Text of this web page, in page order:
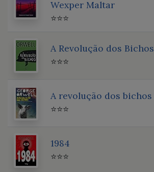
Wexper Maltar
⭐⭐⭐
A Revolução dos Bichos
⭐⭐⭐
A revolução dos bichos
⭐⭐⭐
1984
⭐⭐⭐